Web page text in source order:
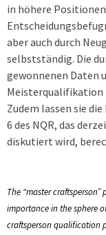
in höhere
aber auch durch
selbstständig. Die
gewonnenen Daten
Meisterqualifikation
Zudem lassen sie
6 des NQR, das
diskutiert wird,
The “master
importance in the sphere
craftsperson qualification